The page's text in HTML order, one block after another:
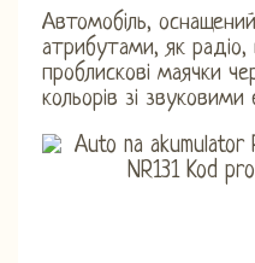
Автомобіль,
атрибутами, як радіо,
проблискові маячки
кольорів зі